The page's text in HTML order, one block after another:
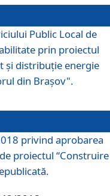
Public Local de
prin proiectul
şi distribuţie energie
din Braşov".
privind aprobarea
proiectul “Construire